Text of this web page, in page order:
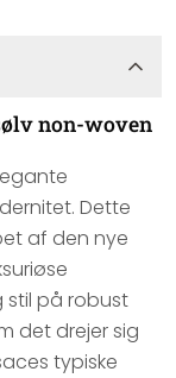
non-woven
Dette
af den nye
på robust
det drejer sig
typiske